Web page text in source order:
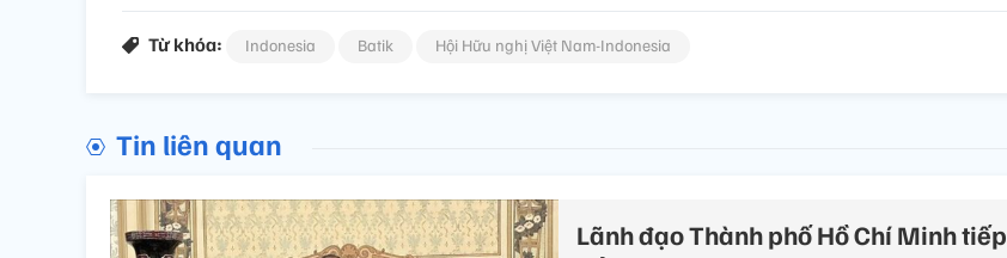
Từ khóa: Indonesia Batik Hội Hữu nghị Việt Nam-Indonesia
Tin liên quan
Lãnh đạo Thành phố Hồ Chí Minh tiếp